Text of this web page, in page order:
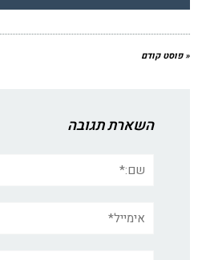
« פוסט קודם
השארת תגובה